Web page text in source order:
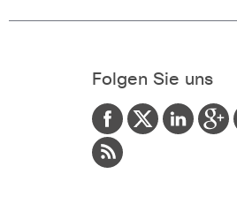
Folgen Sie uns